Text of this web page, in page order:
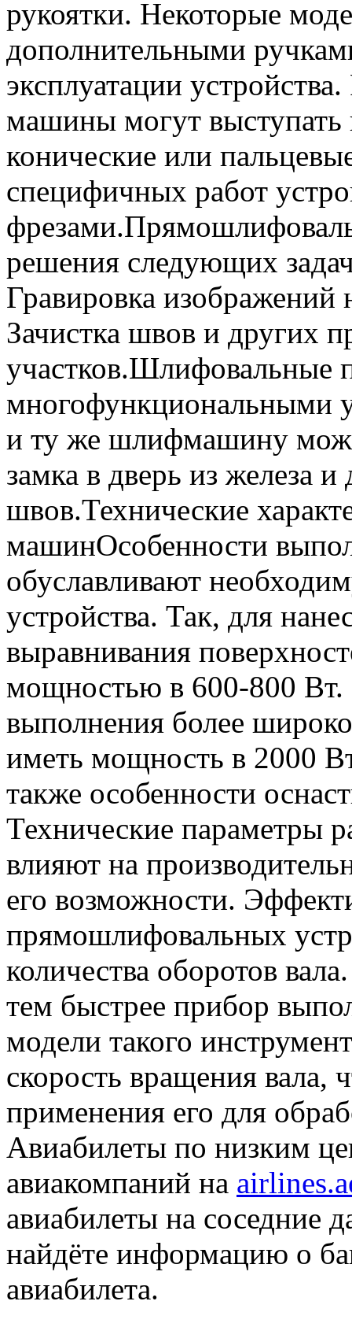
рукоятки. Некоторые
дополнительными
эксплуатации
машины могут
конические или
специфичных работ
решения следующих
Гравировка изображений
Зачистка швов и других
участков.Шлифовальные
многофункциональными
и ту же шлифмашину
замка в дверь из железа
швов.Технические
машинОсобенности
обуславливают
устройства. Так, для
выравнивания
мощностью в 600-800
выполнения более
иметь мощность в 2000
также особенности
Технические параметры
влияют на
его возможности.
прямошлифовальных
количества оборотов
тем быстрее прибор
модели такого
скорость вращения вала,
применения его для
Авиабилеты по низким
авиакомпаний на
авиабилеты на соседние
найдёте информацию о
авиабилета.